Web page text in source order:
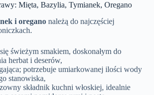
Mięta, Bazylia, Tymianek, Oregano
i oregano należą do najczęściej
świeżym smakiem, doskonałym do
herbat i deserów,
potrzebuje umiarkowanej ilości wody
stanowiska,
składnik kuchni włoskiej, idealnie